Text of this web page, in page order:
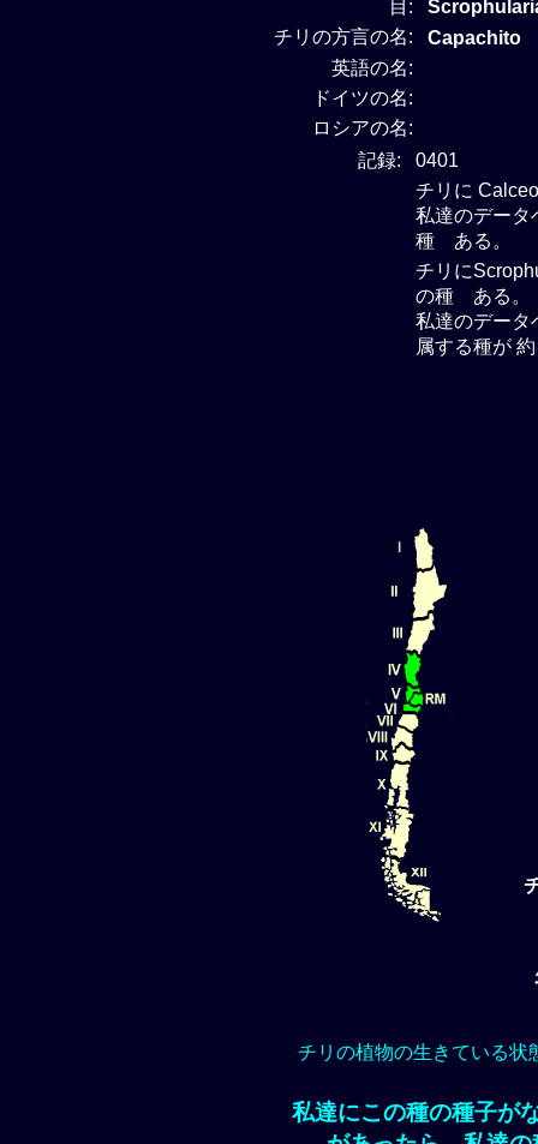
目:
チリの方言の名:
Capachito
英語の名:
ドイツの名:
ロシアの名:
記録:
0401
チリに
私達のデータ
種 ある。
チリに
の種 ある。
私達のデータ
属する種が 約
チリの植物の生きている状
私達にこの種の種子が